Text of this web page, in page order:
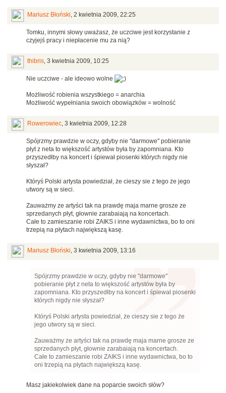
Mariusz Błoński, 2 kwietnia 2009, 22:25
Tomku, innymi słowy uważasz, że uczciwe jest korzystanie z
czyjejś pracy i niepłacenie mu za nią?
thibris, 3 kwietnia 2009, 10:25
Nie uczciwe - ale ideowo wolne
Możliwość robienia wszystkiego = anarchia
Możliwość wypełniania swoich obowiązków = wolność
Rowerowiec, 3 kwietnia 2009, 12:28
Spójrzmy prawdzie w oczy, gdyby nie "darmowe" pobieranie
płyt z neta to większość artystów była by zapomniana. Kto
przyszedłby na koncert i śpiewał piosenki których nigdy nie
słyszał?
Któryś Polski artysta powiedział, że cieszy sie z tego że jego
utwory są w sieci.
Zauważmy ze artyści tak na prawdę maja marne grosze ze
sprzedanych płyt, głownie zarabaiają na koncertach.
Całe to zamieszanie robi ZAIKS i inne wydawnictwa, bo to oni
trzepią na płytach największą kasę.
Mariusz Błoński, 3 kwietnia 2009, 13:16
Spójrzmy prawdzie w oczy, gdyby nie "darmowe"
pobieranie płyt z neta to większość artystów była by
zapomniana. Kto przyszedłby na koncert i śpiewał piosenki
których nigdy nie słyszał?
Któryś Polski artysta powiedział, że cieszy sie z tego że
jego utwory są w sieci.
Zauważmy ze artyści tak na prawdę maja marne grosze ze
sprzedanych płyt, głownie zarabaiają na koncertach.
Całe to zamieszanie robi ZAIKS i inne wydawnictwa, bo to
oni trzepią na płytach największą kasę.
Masz jakiekolwiek dane na poparcie swoich słów?